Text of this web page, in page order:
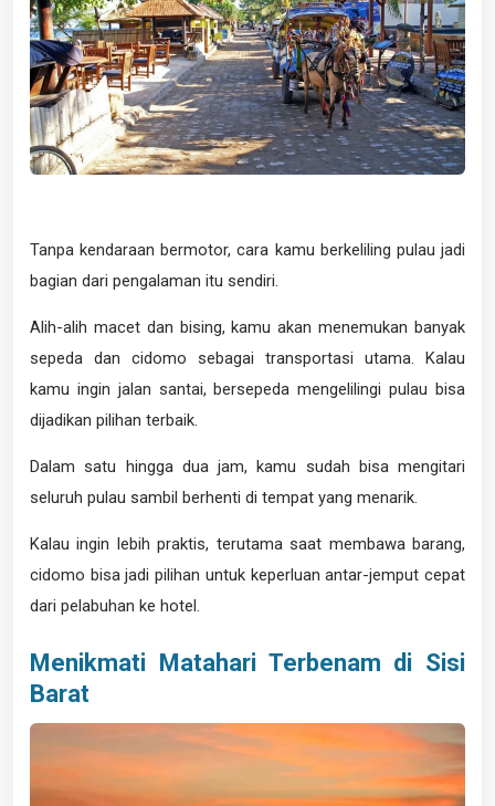
Tanpa kendaraan bermotor, cara kamu berkeliling pulau jadi
bagian dari pengalaman itu sendiri.
Alih-alih macet dan bising, kamu akan menemukan banyak
sepeda dan cidomo sebagai transportasi utama. Kalau
kamu ingin jalan santai, bersepeda mengelilingi pulau bisa
dijadikan pilihan terbaik.
Dalam satu hingga dua jam, kamu sudah bisa mengitari
seluruh pulau sambil berhenti di tempat yang menarik.
Kalau ingin lebih praktis, terutama saat membawa barang,
cidomo bisa jadi pilihan untuk keperluan antar-jemput cepat
dari pelabuhan ke hotel.
Menikmati Matahari Terbenam di Sisi
Barat